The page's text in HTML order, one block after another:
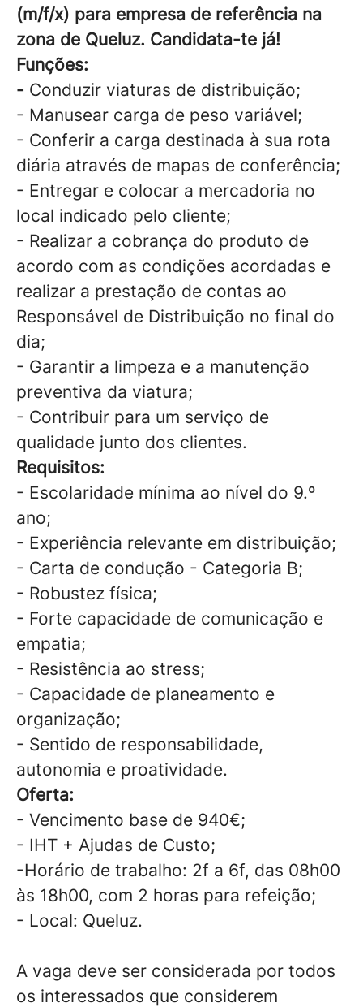
(m/f/x) para empresa de referência na
zona de Queluz. Candidata-te já!
Funções:
- Conduzir viaturas de distribuição;
- Manusear carga de peso variável;
- Conferir a carga destinada à sua rota
diária através de mapas de conferência;
- Entregar e colocar a mercadoria no
local indicado pelo cliente;
- Realizar a cobrança do produto de
acordo com as condições acordadas e
realizar a prestação de contas ao
Responsável de Distribuição no final do
dia;
- Garantir a limpeza e a manutenção
preventiva da viatura;
- Contribuir para um serviço de
qualidade junto dos clientes.
Requisitos:
- Escolaridade mínima ao nível do 9.º
ano;
- Experiência relevante em distribuição;
- Carta de condução - Categoria B;
- Robustez física;
- Forte capacidade de comunicação e
empatia;
- Resistência ao stress;
- Capacidade de planeamento e
organização;
- Sentido de responsabilidade,
autonomia e proatividade.
Oferta:
- Vencimento base de 940€;
- IHT + Ajudas de Custo;
-Horário de trabalho: 2f a 6f, das 08h00
às 18h00, com 2 horas para refeição;
- Local: Queluz.
A vaga deve ser considerada por todos
os interessados que considerem